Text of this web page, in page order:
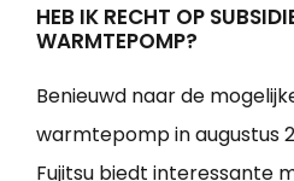
HEB IK RECHT OP
WARMTEPOMP?
Benieuwd naar de
warmtepomp in augustus
Fujitsu biedt interessante